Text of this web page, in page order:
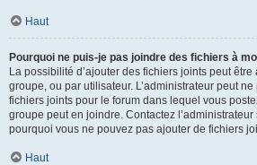
Haut
Pourquoi ne puis-je pas joindre des fichiers à
La possibilité d’ajouter des fichiers joints peut
groupe, ou par utilisateur. L’administrateur peut
fichiers joints pour le forum dans lequel vous
groupe peut en joindre. Contactez
pourquoi vous ne pouvez pas ajouter de fichiers
Haut